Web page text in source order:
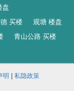
盘
买楼
观塘 楼盘
青山公路 买楼
明 | 私隐政策